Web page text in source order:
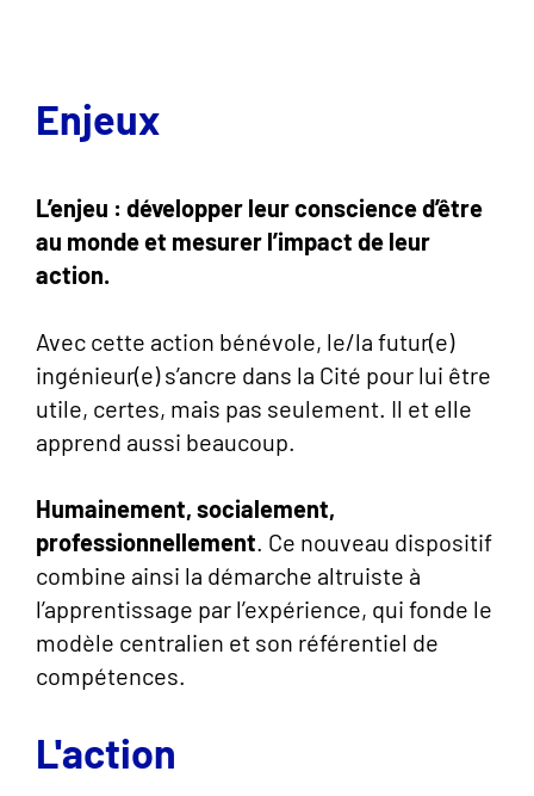
Enjeux
L’enjeu : développer leur conscience d’être
au monde et mesurer l’impact de leur
action.
Avec cette action bénévole, le/la futur(e)
ingénieur(e) s’ancre dans la Cité pour lui être
utile, certes, mais pas seulement. Il et elle
apprend aussi beaucoup.
Humainement, socialement,
professionnellement. Ce nouveau dispositif
combine ainsi la démarche altruiste à
l’apprentissage par l’expérience, qui fonde le
modèle centralien et son référentiel de
compétences.
L'action